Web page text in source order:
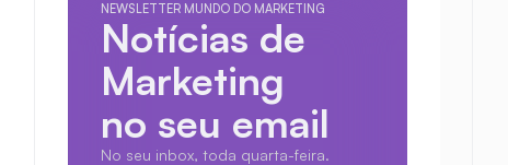
NEWSLETTER MUNDO DO MARKETING
Notícias de
Marketing
no seu email
No seu inbox, toda quarta-feira.